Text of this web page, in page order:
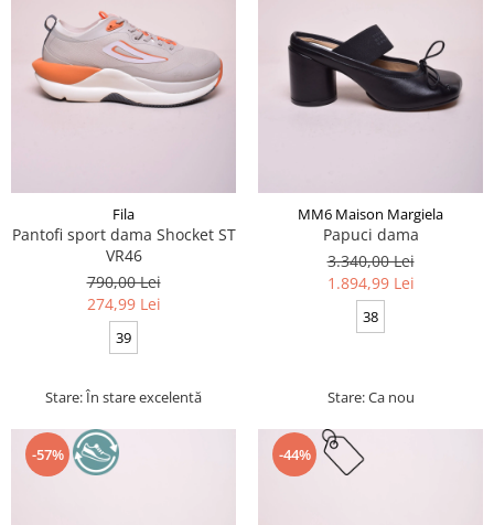
Fila
Pantofi sport dama Shocket ST
VR46
790,00 Lei
274,99 Lei
39
Stare: În stare excelentă
MM6 Maison Margiela
Papuci dama
3.340,00 Lei
1.894,99 Lei
38
Stare: Ca nou
-57% -44%